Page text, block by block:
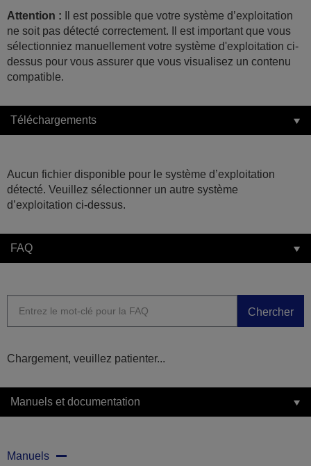
Attention : Il est possible que votre système d’exploitation
ne soit pas détecté correctement. Il est important que vous
sélectionniez manuellement votre système d'exploitation ci-
dessus pour vous assurer que vous visualisez un contenu
compatible.
Téléchargements
Aucun fichier disponible pour le système d’exploitation
détecté. Veuillez sélectionner un autre système
d’exploitation ci-dessus.
FAQ
Chercher
Chargement, veuillez patienter...
Manuels et documentation
Manuels